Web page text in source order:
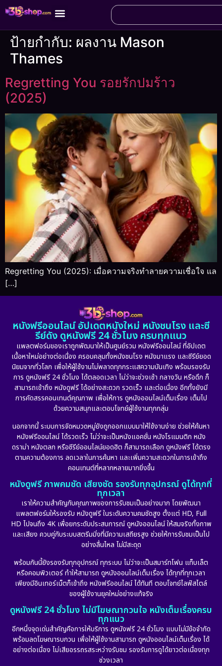
ป้ายกำกับ: ผลงาน Mason
Thames
Regretting You รอยรักปมร้าว
(2025)
Regretting You (2025): เมื่อความจริงทำลายความเชื่อใจ แล
[…]
หนังฟรีออนไลน์ อัปเดตหนังใหม่ หนังชนโรง และซี
รีย์ดัง ดูหนังฟรี 24 ชั่วโมง ครบทุกแนว
แพลตฟอร์มของเราถูกพัฒนาให้เป็นศูนย์รวม หนังฟรีออนไลน์ ที่อัปเดต
เนื้อหาใหม่อย่างต่อเนื่อง ครอบคลุมทั้งหนังชนโรง หนังมาแรง และซีรีย์ยอด
นิยมจากทั่วโลก เพื่อให้ผู้ใช้งานไม่พลาดทุกกระแสความบันเทิง พร้อมรองรับ
การ ดูหนังฟรี 24 ชั่วโมง ได้ตลอดเวลา ไม่ว่าจะช่วงเช้า กลางวัน หรือดึก ก็
สามารถเข้าถึง หนังดูฟรี ได้อย่างสะดวก รวดเร็ว และต่อเนื่อง อีกทั้งยังมี
การคัดสรรคอนเทนต์คุณภาพ เพื่อให้การ ดูหนังออนไลน์เต็มเรื่อง เต็มไป
ด้วยความสนุกและตอบโจทย์ผู้ใช้งานทุกกลุ่ม
นอกจากนี้ ระบบการจัดหมวดหมู่ยังถูกออกแบบมาให้ใช้งานง่าย ช่วยให้ค้นหา
หนังฟรีออนไลน์ ได้รวดเร็ว ไม่ว่าจะเป็นหนังแอคชั่น หนังโรแมนติก หนัง
ดราม่า หนังตลก หรือซีรีย์ออนไลน์ยอดฮิต ก็สามารถเลือก ดูหนังฟรี ได้ตรง
ตามความต้องการ ลดเวลาในการค้นหา และเพิ่มความสะดวกในการเข้าถึง
คอนเทนต์ที่หลากหลายมากยิ่งขึ้น
หนังดูฟรี ภาพคมชัด เสียงชัด รองรับทุกอุปกรณ์ ดูได้ทุกที่
ทุกเวลา
เราให้ความสำคัญกับคุณภาพของการรับชมเป็นอย่างมาก โดยพัฒนา
แพลตฟอร์มให้รองรับ หนังดูฟรี ในระดับความคมชัดสูง ตั้งแต่ HD, Full
HD ไปจนถึง 4K เพื่อยกระดับประสบการณ์ ดูหนังออนไลน์ ให้สมจริงทั้งภาพ
และเสียง ควบคู่กับระบบสตรีมมิ่งที่มีความเสถียรสูง ช่วยให้การรับชมเป็นไป
อย่างลื่นไหล ไม่มีสะดุด
พร้อมกันนี้ยังรองรับทุกอุปกรณ์ ทุกระบบ ไม่ว่าจะเป็นสมาร์ทโฟน แท็บเล็ต
หรือคอมพิวเตอร์ ทำให้สามารถ ดูหนังออนไลน์เต็มเรื่อง ได้ทุกที่ทุกเวลา
เพียงมีอินเทอร์เน็ตก็เข้าถึง หนังฟรีออนไลน์ ได้ทันที ตอบโจทย์ไลฟ์สไตล์
ของผู้ใช้งานยุคใหม่อย่างแท้จริง
ดูหนังฟรี 24 ชั่วโมง ไม่มีโฆษณากวนใจ หนังเต็มเรื่องครบ
ทุกแนว
อีกหนึ่งจุดเด่นสำคัญคือการให้บริการ ดูหนังฟรี 24 ชั่วโมง แบบไม่มีข้อจำกัด
พร้อมลดโฆษณารบกวน เพื่อให้ผู้ใช้งานสามารถ ดูหนังออนไลน์เต็มเรื่อง ได้
อย่างต่อเนื่อง ไม่เสียอรรถรสระหว่างรับชม รองรับการดูได้ยาวต่อเนื่องทุก
ช่วงเวลา